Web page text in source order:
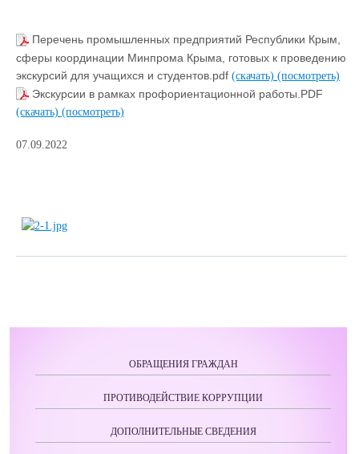
Перечень промышленных предприятий Республики Крым,
сферы координации Минпрома Крыма, готовых к проведению
экскурсий для учащихся и студентов.pdf (скачать) (посмотреть)
Экскурсии в рамках профориентационной работы.PDF
(скачать) (посмотреть)
07.09.2022
ОБРАЩЕНИЯ ГРАЖДАН
ПРОТИВОДЕЙСТВИЕ КОРРУПЦИИ
ДОПОЛНИТЕЛЬНЫЕ СВЕДЕНИЯ